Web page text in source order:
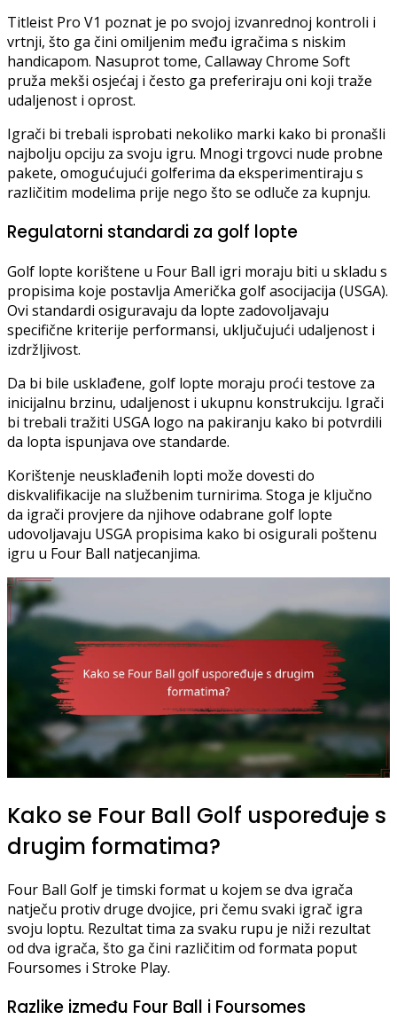
Titleist Pro V1 poznat je po svojoj izvanrednoj kontroli i
vrtnji, što ga čini omiljenim među igračima s niskim
handicapom. Nasuprot tome, Callaway Chrome Soft
pruža mekši osjećaj i često ga preferiraju oni koji traže
udaljenost i oprost.
Igrači bi trebali isprobati nekoliko marki kako bi pronašli
najbolju opciju za svoju igru. Mnogi trgovci nude probne
pakete, omogućujući golferima da eksperimentiraju s
različitim modelima prije nego što se odluče za kupnju.
Regulatorni standardi za golf lopte
Golf lopte korištene u Four Ball igri moraju biti u skladu s
propisima koje postavlja Američka golf asocijacija (USGA).
Ovi standardi osiguravaju da lopte zadovoljavaju
specifične kriterije performansi, uključujući udaljenost i
izdržljivost.
Da bi bile usklađene, golf lopte moraju proći testove za
inicijalnu brzinu, udaljenost i ukupnu konstrukciju. Igrači
bi trebali tražiti USGA logo na pakiranju kako bi potvrdili
da lopta ispunjava ove standarde.
Korištenje neusklađenih lopti može dovesti do
diskvalifikacije na službenim turnirima. Stoga je ključno
da igrači provjere da njihove odabrane golf lopte
udovoljavaju USGA propisima kako bi osigurali poštenu
igru u Four Ball natjecanjima.
Kako se Four Ball Golf uspoređuje s
drugim formatima?
Four Ball Golf je timski format u kojem se dva igrača
natječu protiv druge dvojice, pri čemu svaki igrač igra
svoju loptu. Rezultat tima za svaku rupu je niži rezultat
od dva igrača, što ga čini različitim od formata poput
Foursomes i Stroke Play.
Razlike između Four Ball i Foursomes